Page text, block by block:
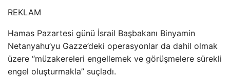
REKLAM
Hamas Pazartesi günü İsrail Başbakanı Binyamin
Netanyahu’yu Gazze’deki operasyonlar da dahil olmak
üzere “müzakereleri engellemek ve görüşmelere sürekli
engel oluşturmakla” suçladı.